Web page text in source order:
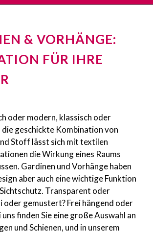
& VORHÄNGE:
FÜR IHRE
oder modern, klassisch oder
die geschickte Kombination von
Stoff lässt sich mit textilen
die Wirkung eines Raums
Gardinen und Vorhänge haben
aber auch eine wichtige Funktion
Transparent oder
oder gemustert? Frei hängend oder
finden Sie eine große Auswahl an
und Schienen, und in unserem